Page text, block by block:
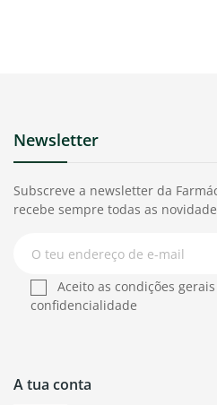
A tua conta
Newsletter
Subscreve a newsletter da
recebe sempre todas as
Aceito as condições
confidencialidade